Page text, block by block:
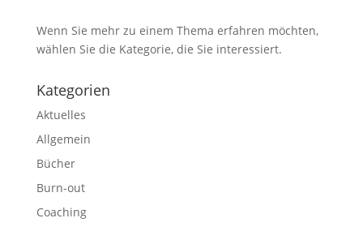
Wenn Sie mehr zu einem Thema erfahren möchten,
wählen Sie die Kategorie, die Sie interessiert.
Kategorien
Aktuelles
Allgemein
Bücher
Burn-out
Coaching